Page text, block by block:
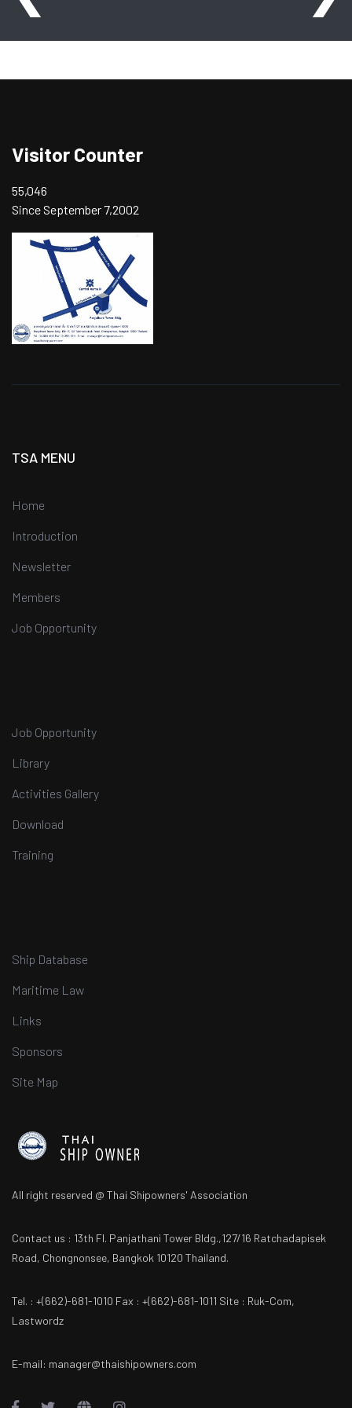
Visitor Counter
55,046
Since September 7,2002
TSA MENU
Home
Introduction
Newsletter
Members
Job Opportunity
Job Opportunity
Library
Activities Gallery
Download
Training
Ship Database
Maritime Law
Links
Sponsors
Site Map
All right reserved @ Thai Shipowners' Association
Contact us : 13th Fl. Panjathani Tower Bldg.,127/16 Ratchadapisek
Road, Chongnonsee, Bangkok 10120 Thailand.
Tel. : +(662)-681-1010 Fax : +(662)-681-1011 Site : Ruk-Com,
Lastwordz
E-mail: manager@thaishipowners.com